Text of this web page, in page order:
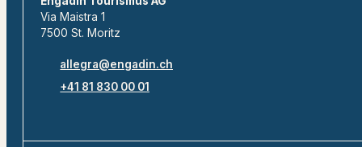
Via Maistra 1
7500 St. Moritz
allegra@engadin.ch
+41 81 830 00 01